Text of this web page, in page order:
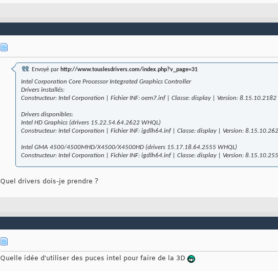
Envoyé par http://www.touslesdrivers.com/index.php?v_page=31
Intel Corporation Core Processor Integrated Graphics Controller
Drivers installés:
Constructeur: Intel Corporation | Fichier INF: oem7.inf | Classe: display | Version:
Drivers disponibles:
Intel HD Graphics (drivers 15.22.54.64.2622 WHQL)
Constructeur: Intel Corporation | Fichier INF: igdlh64.inf | Classe: display | Version:
Intel GMA 4500/4500MHD/X4500/X4500HD (drivers 15.17.18.64.2555 WHQL)
Constructeur: Intel Corporation | Fichier INF: igdlh64.inf | Classe: display | Version:
Quel drivers dois-je prendre ?
Quelle idée d'utiliser des puces intel pour faire de la 3D